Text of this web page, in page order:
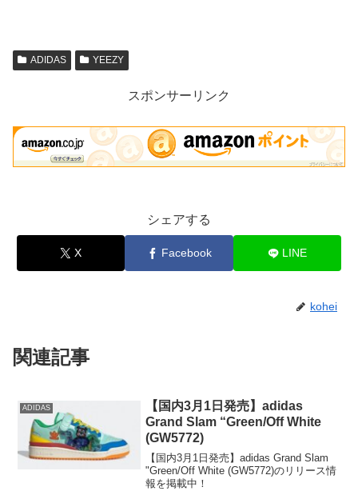
ADIDAS YEEZY
スポンサーリンク
シェアする
X Facebook LINE
kohei
関連記事
ADIDAS
【国内3月1日発売】adidas
Grand Slam “Green/Off White
(GW5772)
【国内3月1日発売】adidas Grand Slam
"Green/Off White (GW5772)のリリース情
報を掲載中！